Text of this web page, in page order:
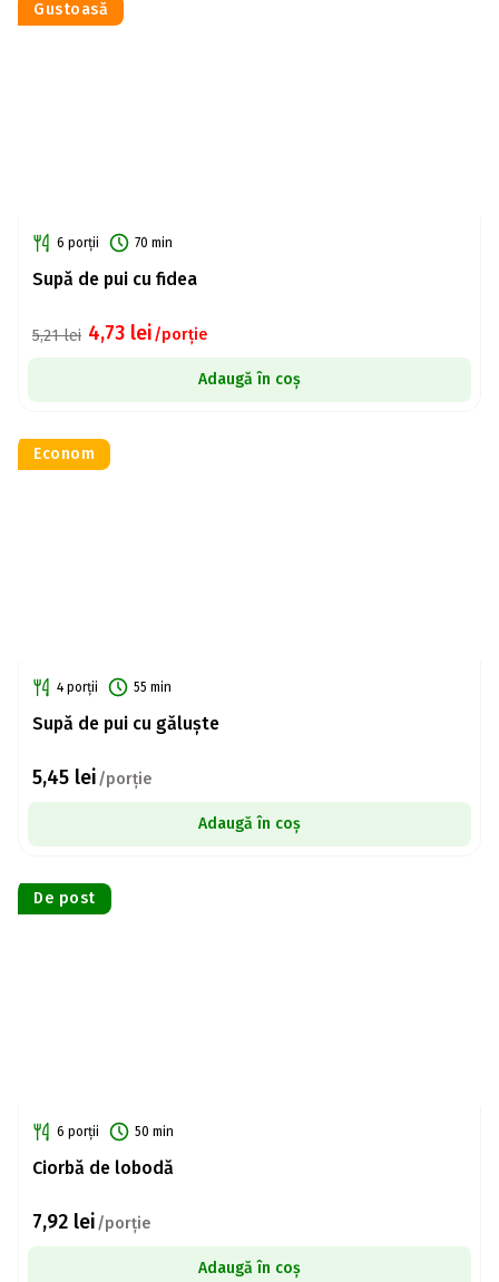
Gustoasă
6 porții 70 min
Supă de pui cu fidea
5,21lei 4,73 lei/porție
Adaugă în coș
Econom
4 porții 55 min
Supă de pui cu găluște
5,45 lei/porție
Adaugă în coș
De post
6 porții 50 min
Ciorbă de lobodă
7,92 lei/porție
Adaugă în coș